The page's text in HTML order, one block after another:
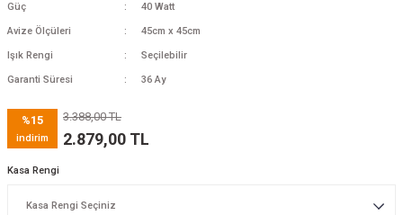
Güç 40 Watt
Avize Ölçüleri 45cm x 45cm
Işık Rengi Seçilebilir
Garanti Süresi 36 Ay
%15
indirim
3.388,00 TL
2.879,00 TL
Kasa Rengi